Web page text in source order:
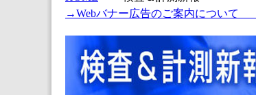
→Webバナー広告のご案内について